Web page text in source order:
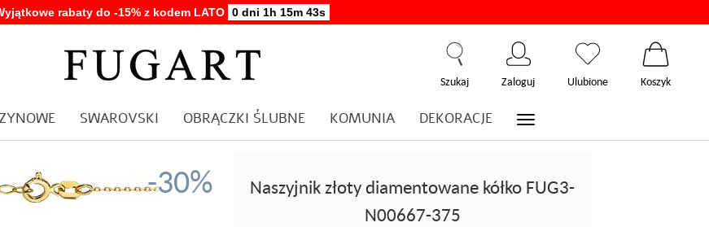
rabaty do -15% z kodem LATO 0 dni 1h 15m 42s
Szukaj Zaloguj Ulubione Koszyk
SWAROVSKI OBRĄCZKI ŚLUBNE KOMUNIA DEKORACJE
-30%
Naszyjnik złoty diamentowane kółko FUG3-
N00667-375